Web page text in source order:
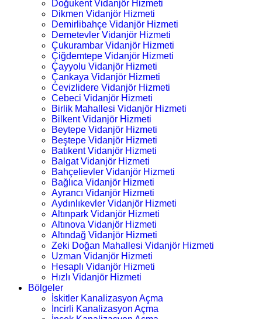
Doğukent Vidanjör Hizmeti
Dikmen Vidanjör Hizmeti
Demirlibahçe Vidanjör Hizmeti
Demetevler Vidanjör Hizmeti
Çukurambar Vidanjör Hizmeti
Çiğdemtepe Vidanjör Hizmeti
Çayyolu Vidanjör Hizmeti
Çankaya Vidanjör Hizmeti
Cevizlidere Vidanjör Hizmeti
Cebeci Vidanjör Hizmeti
Birlik Mahallesi Vidanjör Hizmeti
Bilkent Vidanjör Hizmeti
Beytepe Vidanjör Hizmeti
Beştepe Vidanjör Hizmeti
Batıkent Vidanjör Hizmeti
Balgat Vidanjör Hizmeti
Bahçelievler Vidanjör Hizmeti
Bağlıca Vidanjör Hizmeti
Ayrancı Vidanjör Hizmeti
Aydınlıkevler Vidanjör Hizmeti
Altınpark Vidanjör Hizmeti
Altınova Vidanjör Hizmeti
Altındağ Vidanjör Hizmeti
Zeki Doğan Mahallesi Vidanjör Hizmeti
Uzman Vidanjör Hizmeti
Hesaplı Vidanjör Hizmeti
Hızlı Vidanjör Hizmeti
Bölgeler
İskitler Kanalizasyon Açma
İncirli Kanalizasyon Açma